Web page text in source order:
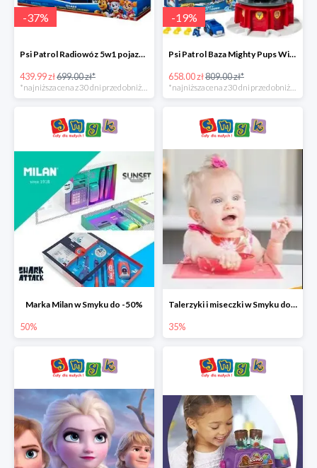
-37%
Psi Patrol Radiowóz 5w1 pojazd ratunkowy z figurką Chase'a -37%
439.99 zł699.00 zł*
-19%
Psi Patrol Baza Mighty Pups Wieża obserwacyjna+pojazd z figurką -19%
658.00 zł809.00 zł*
Marka Milan w Smyku do -50%
50%
Talerzyki i miseczki w Smyku do -35%
35%